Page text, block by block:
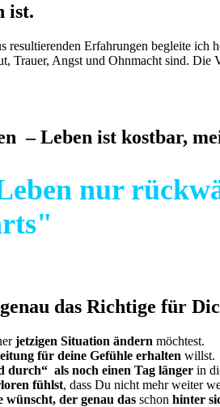
ist.
resultierenden Erfahrungen begleite ich
Trauer, Angst und Ohnmacht sind. Die
–Leben ist kostbar,
nur
das Richtige für
jetzigen Situation ändern möchtest.
für deine Gefühle erhalten willst.
durch“ als noch einen Tag länger in
fühlst, dass Du nicht mehr weiter
wünscht, der genau das schon hinter